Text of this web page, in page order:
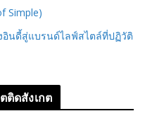
Simple)
อินดี้สู่แบรนด์ไลฟ์สไตล์ที่ปฏิวัติ
ติดสังเกต